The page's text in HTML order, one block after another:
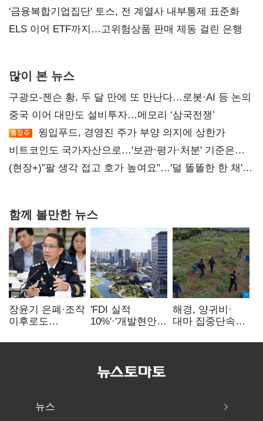
'금융복합기업집단' 토스, 전 계열사 내부통제 표준화
ELS 이어 ETF까지…고위험상품 판매 제동 걸린 은행
많이 본 뉴스
구광모-젠슨 황, 두 달 만에 또 만난다…로봇·AI 등 논의
중국 이어 대만도 설비투자…메모리 ‘삼국전쟁’
윙입푸드, 경영진 주가 부양 의지에 상한가
비트코인도 국가자산으로…'보관·평가·처분' 기준은
숙제
(현장+)"팔 생각 접고 호가 높여요"…'덜 똘똘한 한 채'
함께 볼만한 뉴스
장윤기 은폐·조작
이후로도
내부비위…경찰
'FDI 실적
10%'·'개발현안
인천경제청장
해경, 양귀비·
대마 집중단속…
249명 검거
뉴스